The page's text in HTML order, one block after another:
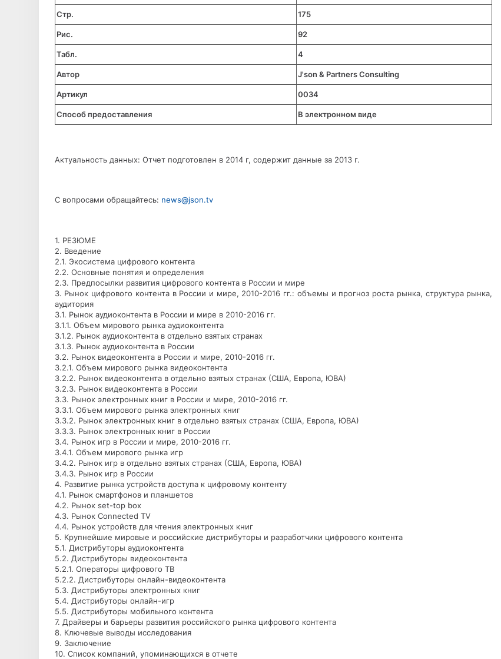
Стр. 175
Рис. 92
Табл. 4
Автор J'son & Partners Consulting
Артикул 0034
Способ предоставления В электронном виде
Актуальность данных: Отчет подготовлен в 2014 г, содержит данные за 2013 г.
С вопросами обращайтесь: news@json.tv
1. РЕЗЮМЕ
2. Введение
2.1. Экосистема цифрового контента
2.2. Основные понятия и определения
2.3. Предпосылки развития цифрового контента в России и мире
3. Рынок цифрового контента в России и мире, 2010-2016 гг.: объемы и прогноз роста рынка, структура рынка,
аудитория
3.1. Рынок аудиоконтента в России и мире в 2010-2016 гг.
3.1.1. Объем мирового рынка аудиоконтента
3.1.2. Рынок аудиоконтента в отдельно взятых странах
3.1.3. Рынок аудиоконтента в России
3.2. Рынок видеоконтента в России и мире, 2010-2016 гг.
3.2.1. Объем мирового рынка видеоконтента
3.2.2. Рынок видеоконтента в отдельно взятых странах (США, Европа, ЮВА)
3.2.3. Рынок видеоконтента в России
3.3. Рынок электронных книг в России и мире, 2010-2016 гг.
3.3.1. Объем мирового рынка электронных книг
3.3.2. Рынок электронных книг в отдельно взятых странах (США, Европа, ЮВА)
3.3.3. Рынок электронных книг в России
3.4. Рынок игр в России и мире, 2010-2016 гг.
3.4.1. Объем мирового рынка игр
3.4.2. Рынок игр в отдельно взятых странах (США, Европа, ЮВА)
3.4.3. Рынок игр в России
4. Развитие рынка устройств доступа к цифровому контенту
4.1. Рынок смартфонов и планшетов
4.2. Рынок set-top box
4.3. Рынок Connected TV
4.4. Рынок устройств для чтения электронных книг
5. Крупнейшие мировые и российские дистрибуторы и разработчики цифрового контента
5.1. Дистрибуторы аудиоконтента
5.2. Дистрибуторы видеоконтента
5.2.1. Операторы цифрового ТВ
5.2.2. Дистрибуторы онлайн-видеоконтента
5.3. Дистрибуторы электронных книг
5.4. Дистрибуторы онлайн-игр
5.5. Дистрибуторы мобильного контента
7. Драйверы и барьеры развития российского рынка цифрового контента
8. Ключевые выводы исследования
9. Заключение
10. Список компаний, упоминающихся в отчете